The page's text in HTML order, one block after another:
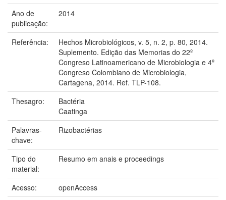
Ano de
publicação:
2014
Referência:
Hechos Microbiológicos, v. 5, n. 2, p. 80, 2014.
Suplemento. Edição das Memorias do 22º
Congreso Latinoamericano de Microbiologia e 4º
Congreso Colombiano de Microbiologia,
Cartagena, 2014. Ref. TLP-108.
Thesagro:
Bactéria
Caatinga
Palavras-
chave:
Rizobactérias
Tipo do
material:
Resumo em anais e proceedings
Acesso:
openAccess